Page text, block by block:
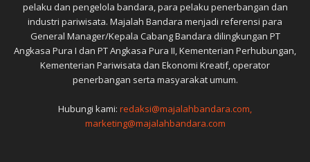
pelaku dan pengelola bandara, para pelaku penerbangan dan
industri pariwisata. Majalah Bandara menjadi referensi para
General Manager/Kepala Cabang Bandara dilingkungan PT
Angkasa Pura I dan PT Angkasa Pura II, Kementerian Perhubungan,
Kementerian Pariwisata dan Ekonomi Kreatif, operator
penerbangan serta masyarakat umum.
Hubungi kami: redaksi@majalahbandara.com,
marketing@majalahbandara.com